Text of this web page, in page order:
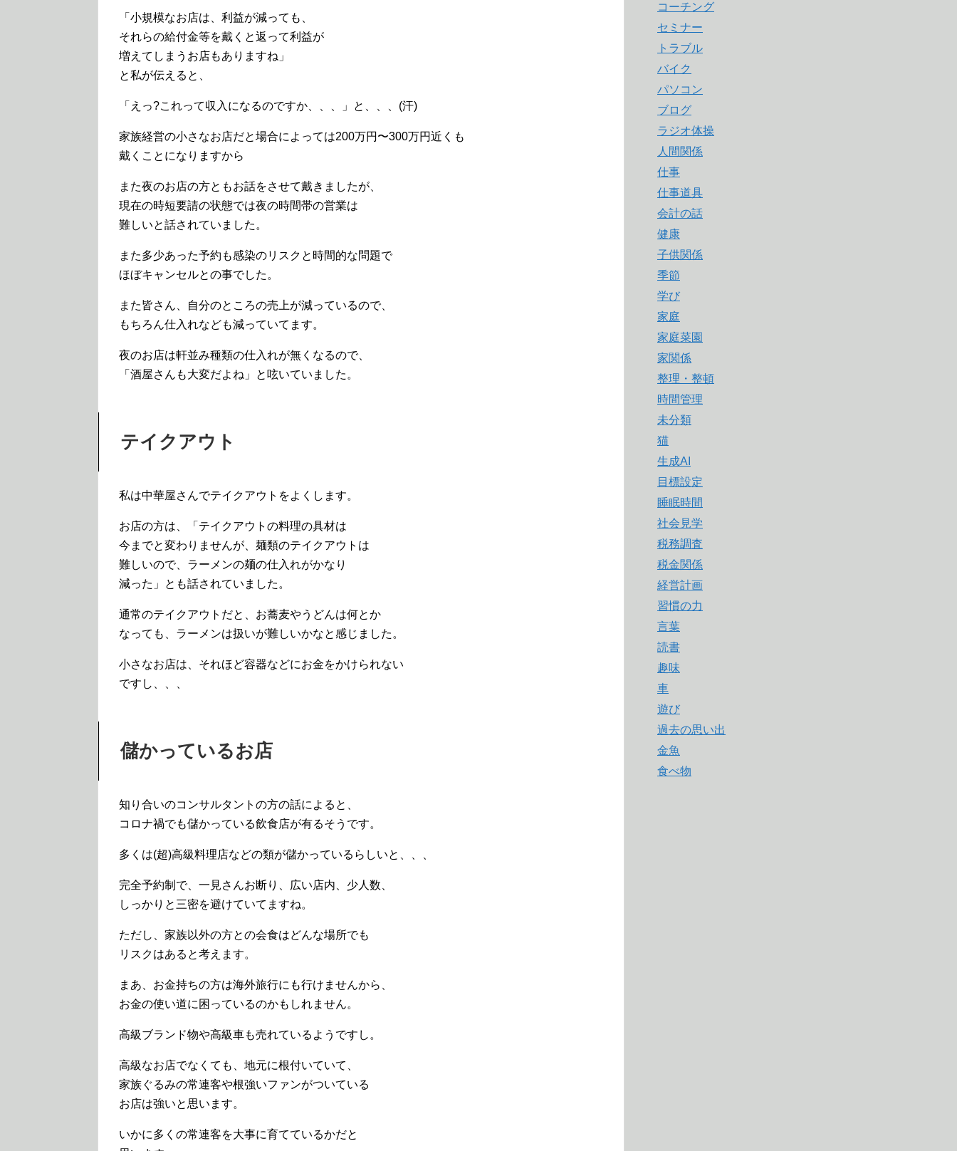
「小規模なお店は、利益が減っても、
それらの給付金等を戴くと返って利益が
増えてしまうお店もありますね」
と私が伝えると、
「えっ?これって収入になるのですか、、、」と、、、(汗)
家族経営の小さなお店だと場合によっては200万円〜300万円近くも
戴くことになりますから
また夜のお店の方ともお話をさせて戴きましたが、
現在の時短要請の状態では夜の時間帯の営業は
難しいと話されていました。
また多少あった予約も感染のリスクと時間的な問題で
ほぼキャンセルとの事でした。
また皆さん、自分のところの売上が減っているので、
もちろん仕入れなども減っていてます。
夜のお店は軒並み種類の仕入れが無くなるので、
「酒屋さんも大変だよね」と呟いていました。
テイクアウト
私は中華屋さんでテイクアウトをよくします。
お店の方は、「テイクアウトの料理の具材は
今までと変わりませんが、麺類のテイクアウトは
難しいので、ラーメンの麺の仕入れがかなり
減った」とも話されていました。
通常のテイクアウトだと、お蕎麦やうどんは何とか
なっても、ラーメンは扱いが難しいかなと感じました。
小さなお店は、それほど容器などにお金をかけられない
ですし、、、
儲かっているお店
知り合いのコンサルタントの方の話によると、
コロナ禍でも儲かっている飲食店が有るそうです。
多くは(超)高級料理店などの類が儲かっているらしいと、、、
完全予約制で、一見さんお断り、広い店内、少人数、
しっかりと三密を避けていてますね。
ただし、家族以外の方との会食はどんな場所でも
リスクはあると考えます。
まあ、お金持ちの方は海外旅行にも行けませんから、
お金の使い道に困っているのかもしれません。
高級ブランド物や高級車も売れているようですし。
高級なお店でなくても、地元に根付いていて、
家族ぐるみの常連客や根強いファンがついている
お店は強いと思います。
いかに多くの常連客を大事に育てているかだと
コーチング
セミナー
トラブル
バイク
パソコン
ブログ
ラジオ体操
人間関係
仕事
仕事道具
会計の話
健康
子供関係
季節
学び
家庭
家庭菜園
家関係
整理・整頓
時間管理
未分類
猫
生成AI
目標設定
睡眠時間
社会見学
税務調査
税金関係
経営計画
習慣の力
言葉
読書
趣味
車
遊び
過去の思い出
金魚
食べ物